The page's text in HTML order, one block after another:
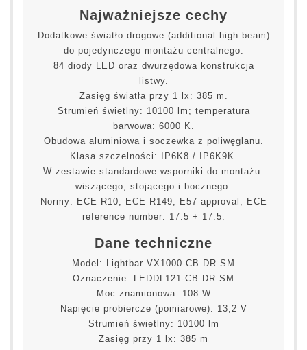
Najważniejsze cechy
Dodatkowe światło drogowe (additional high beam)
do pojedynczego montażu centralnego.
84 diody LED oraz dwurzędowa konstrukcja
listwy.
Zasięg światła przy 1 lx: 385 m.
Strumień świetlny: 10100 lm; temperatura
barwowa: 6000 K.
Obudowa aluminiowa i soczewka z poliwęglanu.
Klasa szczelności: IP6K8 / IP6K9K.
W zestawie standardowe wsporniki do montażu:
wiszącego, stojącego i bocznego.
Normy: ECE R10, ECE R149; E57 approval; ECE
reference number: 17.5 + 17.5.
Dane techniczne
Model: Lightbar VX1000-CB DR SM
Oznaczenie: LEDDL121-CB DR SM
Moc znamionowa: 108 W
Napięcie probiercze (pomiarowe): 13,2 V
Strumień świetlny: 10100 lm
Zasięg przy 1 lx: 385 m